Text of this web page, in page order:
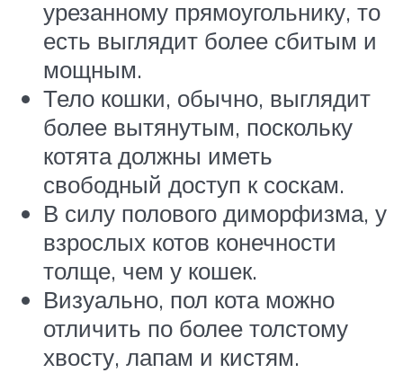
урезанному прямоугольнику, то
есть выглядит более сбитым и
мощным.
Тело кошки, обычно, выглядит
более вытянутым, поскольку
котята должны иметь
свободный доступ к соскам.
В силу полового диморфизма, у
взрослых котов конечности
толще, чем у кошек.
Визуально, пол кота можно
отличить по более толстому
хвосту, лапам и кистям.